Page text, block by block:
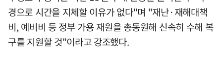
경으로 시간을 지체할 이유가 없다"며 "재난·재해대책
비, 예비비 등 정부 가용 재원을 총동원해 신속히 수해 복
구를 지원할 것"이라고 강조했다.